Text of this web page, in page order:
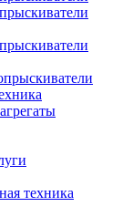
техника